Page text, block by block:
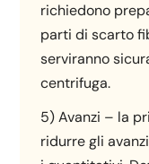
richiedono
parti di scarto
serviranno
centrifuga.
5) Avanzi – la
ridurre gli